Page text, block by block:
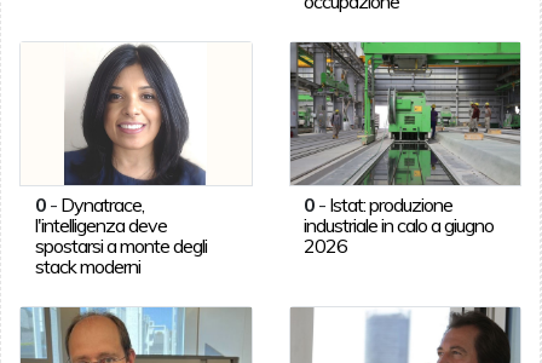
0- Dynatrace,
l'intelligenza deve
spostarsi a monte degli
stack moderni
0 - Istat: produzione
industriale in calo a giugno
2026